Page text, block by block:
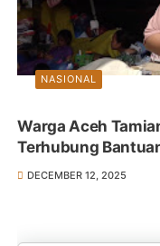
NASIONAL
Warga Aceh
Terhubung
DECEMBER 12, 2025